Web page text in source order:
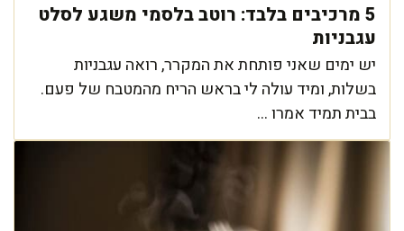
5 מרכיבים בלבד: רוטב בלסמי משגע לסלט
עגבניות
יש ימים שאני פותחת את המקרר, רואה עגבניות
בשלות, ומיד עולה לי בראש הריח מהמטבח של פעם.
בבית תמיד אמרו ...